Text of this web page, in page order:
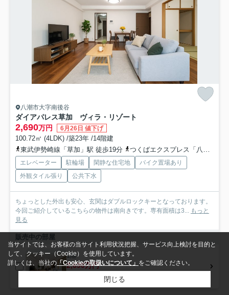
八潮市大字南後谷
ダイアパレス草加 ヴィラ・リゾート
2,690万円 6月26日 値下げ
100.72㎡ (4LDK) /築23年 /14階建
東武伊勢崎線「草加」駅 徒歩19分
つくばエクスプレス「八潮」駅 徒歩57分
エレベーター 駐輪場 閑静な住宅地
バイク置場あり
外観タイル張り
公共下水
ちょっとした外出も安心、玄関はダブルロックキーとなっております。
今回ご紹介しているこちらの物件は南向きです。専有面積は3... もっと
見る
販売中の部屋
1階
2,690万円
1階 / 100.72㎡ / 4LDK
当サイトでは、お客様の当サイト利用状況把握、サービス向上検討を目的と
して、クッキー（Cookie）を使用しています。
詳しくは、当社の 「Cookieの取扱いについて」 をご確認ください。
閉じる